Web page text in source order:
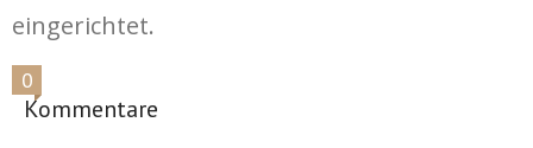
eingerichtet.
0
Kommentare